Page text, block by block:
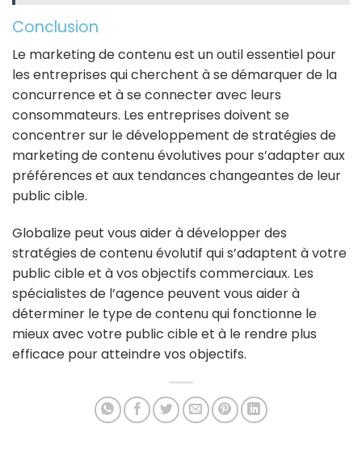
Conclusion
Le marketing de contenu est un outil essentiel pour
les entreprises qui cherchent à se démarquer de la
concurrence et à se connecter avec leurs
consommateurs. Les entreprises doivent se
concentrer sur le développement de stratégies de
marketing de contenu évolutives pour s’adapter aux
préférences et aux tendances changeantes de leur
public cible.
Globalize peut vous aider à développer des
stratégies de contenu évolutif qui s’adaptent à votre
public cible et à vos objectifs commerciaux. Les
spécialistes de l’agence peuvent vous aider à
déterminer le type de contenu qui fonctionne le
mieux avec votre public cible et à le rendre plus
efficace pour atteindre vos objectifs.